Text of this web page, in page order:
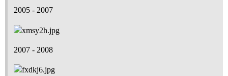
2005 - 2007
2007 - 2008